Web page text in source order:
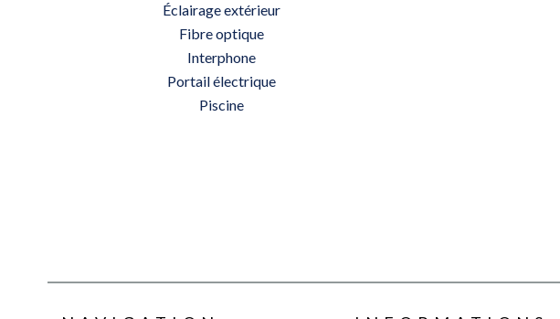
Éclairage extérieur
Fibre optique
Interphone
Portail électrique
Piscine